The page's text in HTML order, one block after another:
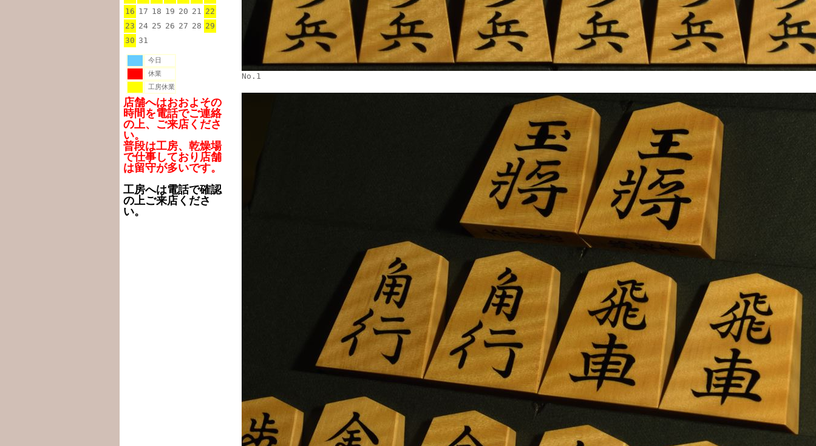
16 17 18 19 20 21 22
23 24 25 26 27 28 29
30 31
今日
休業
工房休業
店舗へはおおよその
時間を電話でご連絡
の上、ご来店くださ
い。
普段は工房、乾燥場
で仕事しており店舗
は留守が多いです。
工房へは電話で確認
の上ご来店くださ
い。
No.1